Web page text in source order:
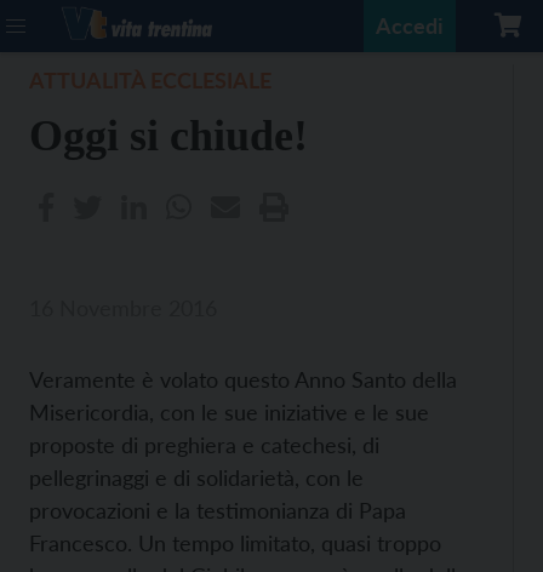
Accedi
Oggi si chiude!
Veramente è volato questo Anno Santo della
Misericordia, con le sue iniziative e le sue
proposte di preghiera e catechesi, di
pellegrinaggi e di solidarietà, con le
provocazioni e la testimonianza di Papa
Francesco. Un tempo limitato, quasi troppo